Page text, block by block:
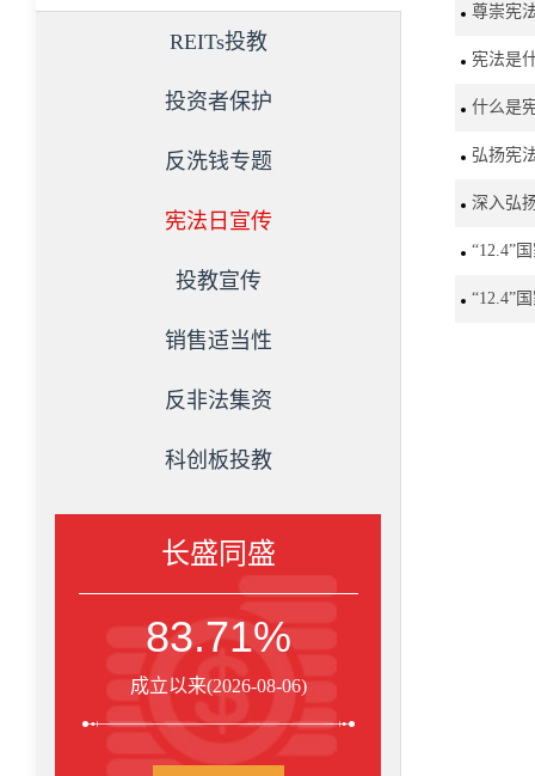
REITs投教
投资者保护
反洗钱专题
宪法日宣传
投教宣传
销售适当性
反非法集资
科创板投教
长盛同盛
83.71%
成立以来(2026-08-06)
尊崇宪
宪法是
什么是
弘扬宪
深入弘
“12.4”
“12.4”